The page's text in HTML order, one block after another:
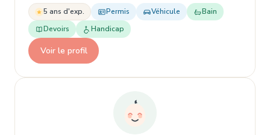
5 ans d'exp. Permis Véhicule
Bain
Devoirs
Handicap
Voir le profil